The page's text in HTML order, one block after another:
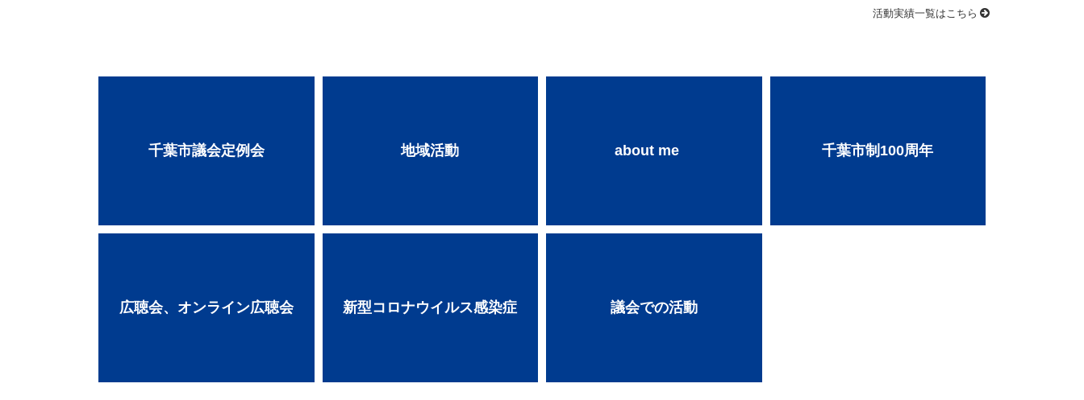
活動実績一覧はこちら
千葉市議会定例会 地域活動 about me 千葉市制100周年
広聴会、オンライン広聴会 新型コロナウイルス感染症 議会での活動